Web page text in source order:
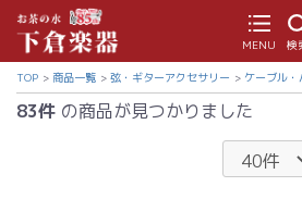
MENU 検
TOP 商品一覧 弦・ギターアクセサリー ケーブル
83件 の商品が見つかりました